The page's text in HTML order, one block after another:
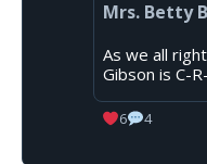
Mrs. Betty
As we all
Gibson is C-
6 4